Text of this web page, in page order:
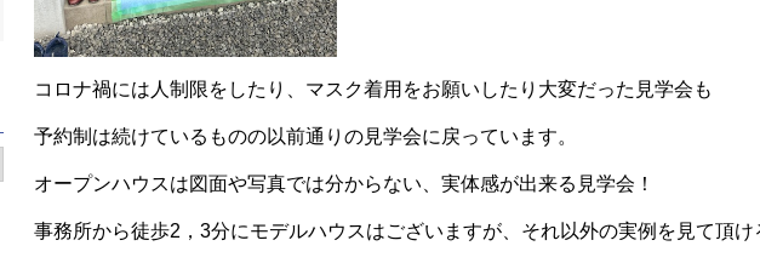
コロナ禍には人制限をしたり、マスク着用をお願いしたり大変だった見学会も
予約制は続けているものの以前通りの見学会に戻っています。
オープンハウスは図面や写真では分からない、実体感が出来る見学会！
事務所から徒歩2，3分にモデルハウスはございますが、それ以外の実例を見て頂